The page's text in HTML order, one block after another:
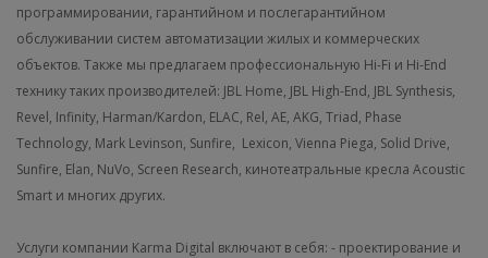
программировании, гарантийном и послегарантийном
обслуживании систем автоматизации жилых и коммерческих
объектов. Также мы предлагаем профессиональную Hi-Fi и Hi-End
технику таких производителей: JBL Home, JBL High-End, JBL Synthesis,
Revel, Infinity, Harman/Kardon, ELAC, Rel, AE, AKG, Triad, Phase
Technology, Mark Levinson, Sunfire, Lexicon, Vienna Piega, Solid Drive,
Sunfire, Elan, NuVo, Screen Research, кинотеатральные кресла Acoustic
Smart и многих других.
Услуги компании Karma Digital включают в себя: - проектирование и